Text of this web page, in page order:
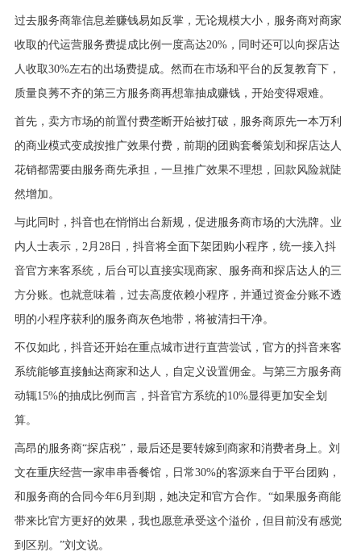
过去服务商靠信息差赚钱易如反掌，无论规模大小，服务商对商家
收取的代运营服务费提成比例一度高达20%，同时还可以向探店达
人收取30%左右的出场费提成。然而在市场和平台的反复教育下，
质量良莠不齐的第三方服务商再想靠抽成赚钱，开始变得艰难。
首先，卖方市场的前置付费垄断开始被打破，服务商原先一本万利
的商业模式变成按推广效果付费，前期的团购套餐策划和探店达人
花销都需要由服务商先承担，一旦推广效果不理想，回款风险就陡
然增加。
与此同时，抖音也在悄悄出台新规，促进服务商市场的大洗牌。业
内人士表示，2月28日，抖音将全面下架团购小程序，统一接入抖
音官方来客系统，后台可以直接实现商家、服务商和探店达人的三
方分账。也就意味着，过去高度依赖小程序，并通过资金分账不透
明的小程序获利的服务商灰色地带，将被清扫干净。
不仅如此，抖音还开始在重点城市进行直营尝试，官方的抖音来客
系统能够直接触达商家和达人，自定义设置佣金。与第三方服务商
动辄15%的抽成比例而言，抖音官方系统的10%显得更加安全划
算。
高昂的服务商“探店税”，最后还是要转嫁到商家和消费者身上。刘
文在重庆经营一家串串香餐馆，日常30%的客源来自于平台团购，
和服务商的合同今年6月到期，她决定和官方合作。“如果服务商能
带来比官方更好的效果，我也愿意承受这个溢价，但目前没有感觉
到区别。”刘文说。